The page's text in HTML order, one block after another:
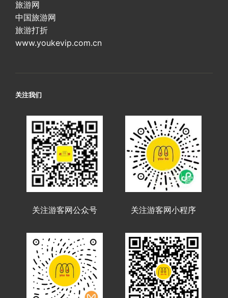
旅游网
中国旅游网
旅游打折
www.youkevip.com.cn
关注我们
关注游客网公众号 关注游客网小程序